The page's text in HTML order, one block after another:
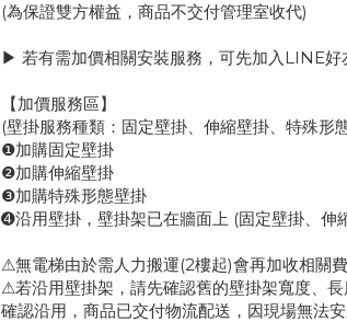
(為保證雙方權益，商品不交付管理室收代)
▶ 若有需加價相關安裝服務，可先加入LINE好
【加價服務區】
(壁掛服務種類：固定壁掛、伸縮壁掛、特殊形
❶加購固定壁掛
❷加購伸縮壁掛
❸加購特殊形態壁掛
➍沿用壁掛，壁掛架已在牆面上 (固定壁掛、伸
⚠無電梯由於需人力搬運(2樓起)會再加收相關費
⚠若沿用壁掛架，請先確認舊的壁掛架寬度、
確認沿用，商品已交付物流配送，因現場無法安